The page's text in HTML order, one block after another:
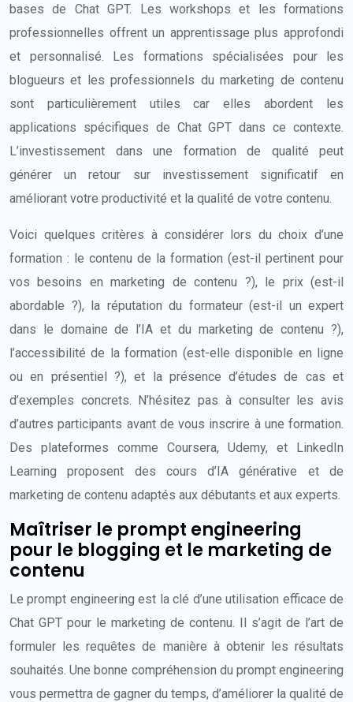
bases de Chat GPT. Les workshops et les formations
professionnelles offrent un apprentissage plus approfondi
et personnalisé. Les formations spécialisées pour les
blogueurs et les professionnels du marketing de contenu
sont particulièrement utiles car elles abordent les
applications spécifiques de Chat GPT dans ce contexte.
L’investissement dans une formation de qualité peut
générer un retour sur investissement significatif en
améliorant votre productivité et la qualité de votre contenu.
Voici quelques critères à considérer lors du choix d’une
formation : le contenu de la formation (est-il pertinent pour
vos besoins en marketing de contenu ?), le prix (est-il
abordable ?), la réputation du formateur (est-il un expert
dans le domaine de l’IA et du marketing de contenu ?),
l’accessibilité de la formation (est-elle disponible en ligne
ou en présentiel ?), et la présence d’études de cas et
d’exemples concrets. N’hésitez pas à consulter les avis
d’autres participants avant de vous inscrire à une formation.
Des plateformes comme Coursera, Udemy, et LinkedIn
Learning proposent des cours d’IA générative et de
marketing de contenu adaptés aux débutants et aux experts.
Maîtriser le prompt engineering
pour le blogging et le marketing de
contenu
Le prompt engineering est la clé d’une utilisation efficace de
Chat GPT pour le marketing de contenu. Il s’agit de l’art de
formuler les requêtes de manière à obtenir les résultats
souhaités. Une bonne compréhension du prompt engineering
vous permettra de gagner du temps, d’améliorer la qualité de